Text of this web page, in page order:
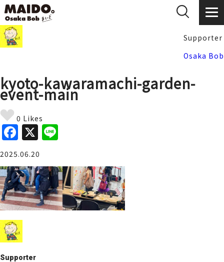
Supporter
Osaka Bob
kyoto-kawaramachi-garden-
event-main
0 Likes
F
a
c
e
b
o
o
k
X
e
2025.06.20
Supporter